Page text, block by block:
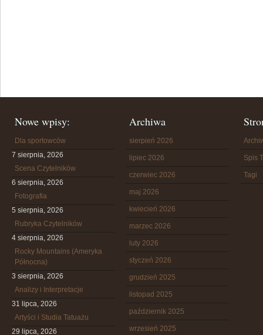
Nowe wpisy:
Dla sportowców
7 sierpnia, 2026
Scena Czytelników
6 sierpnia, 2026
Fotografia
5 sierpnia, 2026
Rubryka Czytelników
4 sierpnia, 2026
Rocky Mountains (Ameryka
Północna)
3 sierpnia, 2026
Analizy i Interpretacje
31 lipca, 2026
Artyści i Studia Tatuażu
29 lipca, 2026
Archiwa
sierpień 2026
lipiec 2026
czerwiec 2026
maj 2026
kwiecień 2026
marzec 2026
luty 2026
styczeń 2026
grudzień 2025
listopad 2025
październik 2025
wrzesień 2025
Spis
Tagi